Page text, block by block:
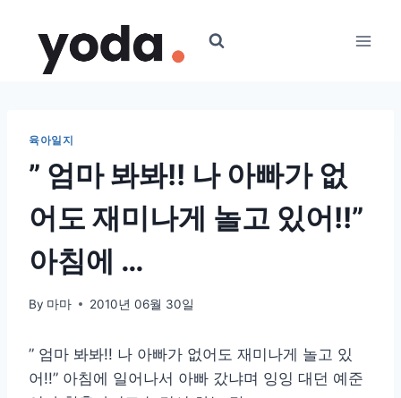
content
육아일지
” 엄마 봐봐!! 나 아빠가 없
어도 재미나게 놀고 있어!!”
아침에 …
By 마마 2010년 06월 30일
” 엄마 봐봐!! 나 아빠가 없어도 재미나게 놀고 있
어!!” 아침에 일어나서 아빠 갔냐며 잉잉 대던 예준